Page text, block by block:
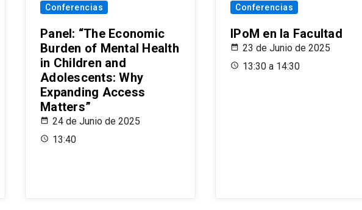
Conferencias
Panel: “The Economic
Burden of Mental Health
in Children and
Adolescents: Why
Expanding Access
Matters”
24 de Junio de 2025
13:40
Conferencias
IPoM en la Facultad
23 de Junio de 2025
13:30 a 14:30